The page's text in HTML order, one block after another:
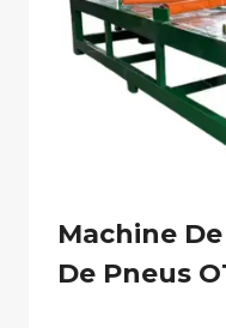
Machine
De Pneus